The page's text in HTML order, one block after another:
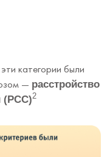
категории были
— расстройство
(РСС)2